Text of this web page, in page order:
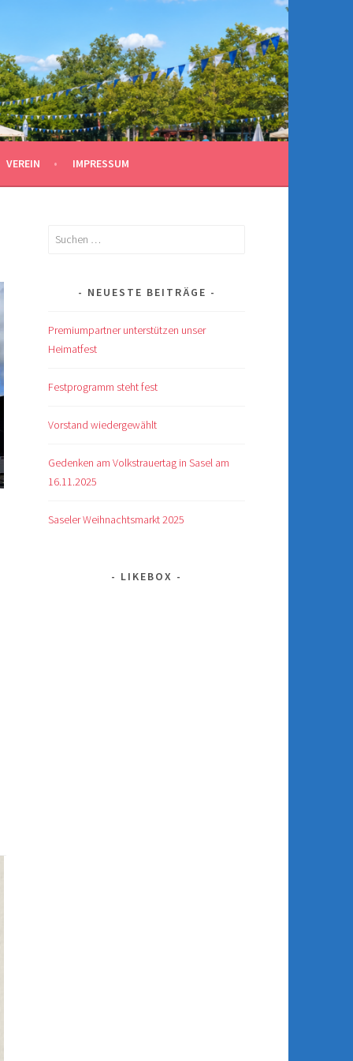
VEREIN IMPRESSUM
Suchen
NEUESTE BEITRÄGE
Premiumpartner unterstützen unser
Heimatfest
Festprogramm steht fest
Vorstand wiedergewählt
Gedenken am Volkstrauertag in Sasel am
16.11.2025
Saseler Weihnachtsmarkt 2025
LIKEBOX